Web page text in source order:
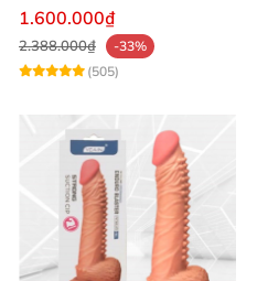
khiển từ xa đa chế độ
1.600.000₫
2.388.000₫
-33%
(505)